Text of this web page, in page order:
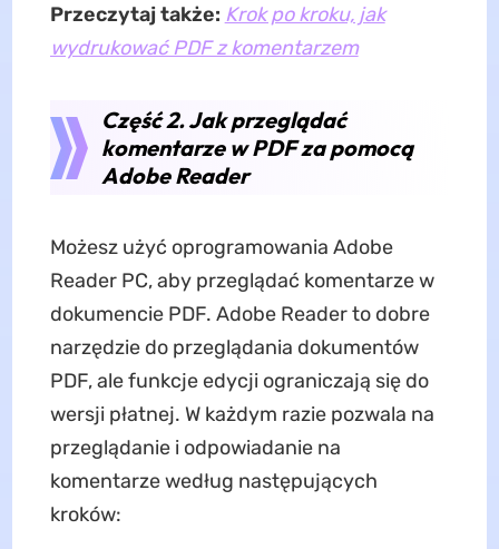
Przeczytaj także: Krok po kroku, jak
wydrukować PDF z komentarzem
Część 2. Jak przeglądać
komentarze w PDF za pomocą
Adobe Reader
Możesz użyć oprogramowania Adobe
Reader PC, aby przeglądać komentarze w
dokumencie PDF. Adobe Reader to dobre
narzędzie do przeglądania dokumentów
PDF, ale funkcje edycji ograniczają się do
wersji płatnej. W każdym razie pozwala na
przeglądanie i odpowiadanie na
komentarze według następujących
kroków: